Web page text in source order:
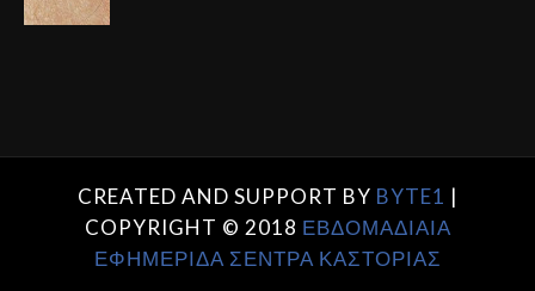
CREATED AND SUPPORT BY BYTE1 |
COPYRIGHT © 2018 ΕΒΔΟΜΑΔΙΑΙΑ
ΕΦΗΜΕΡΙΔΑ ΣΕΝΤΡΑ ΚΑΣΤΟΡΙΑΣ